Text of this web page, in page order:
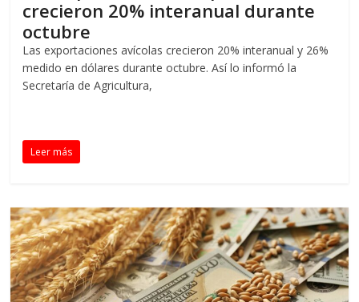
crecieron 20% interanual durante
octubre
Las exportaciones avícolas crecieron 20% interanual y 26%
medido en dólares durante octubre. Así lo informó la
Secretaría de Agricultura,
Leer más